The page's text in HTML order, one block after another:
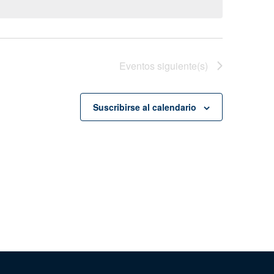
Eventos siguiente(s)
Suscribirse al calendario